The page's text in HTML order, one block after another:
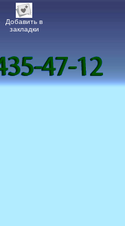
Добавить в
закладки